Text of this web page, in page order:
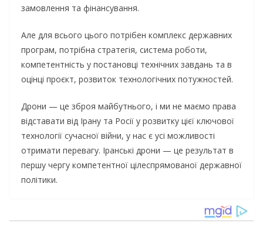
замовлення та фінансування.
Але для всього цього потрібен комплекс державних
програм, потрібна стратегія, система роботи,
компетентність у постановці технічних завдань та в
оцінці проєкт, розвиток технологічних потужностей.
Дрони — це зброя майбутнього, і ми не маємо права
відставати від Ірану та Росії у розвитку цієї ключової
технології сучасної війни, у нас є усі можливості
отримати перевагу. Іранські дрони — це результат в
першу чергу компетентної цілеспрямованої державної
політики.